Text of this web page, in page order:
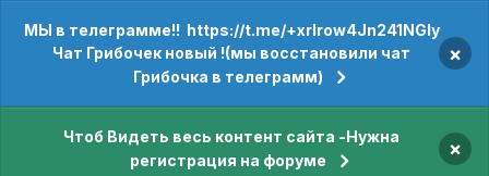
МЫ в телеграмме!! https://t.me/+xrIrow4Jn241NGIy
Чат Грибочек новый !(мы восстановили чат
Грибочка в телеграмм)
×
Чтоб Видеть весь контент сайта -Нужна
регистрация на форуме
×